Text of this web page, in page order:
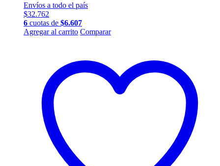
Envíos a todo el país
$32.762
6 cuotas de $6.607
Agregar al carrito Comparar